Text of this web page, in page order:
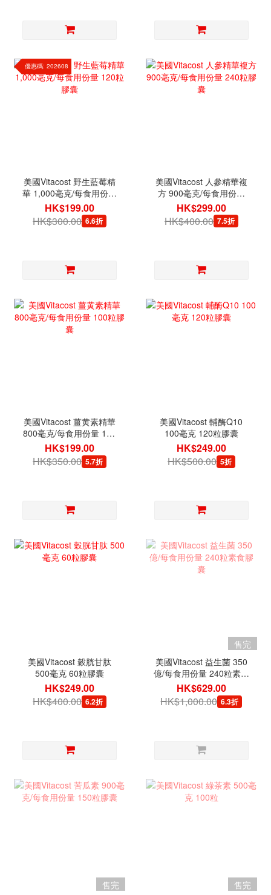
優惠碼: 202608
美國Vitacost 野生藍莓精
華 1,000毫克/每食用份量
120粒膠囊
HK$199.00
HK$300.00 6.6折
美國Vitacost 人參精華複
方 900毫克/每食用份量
240粒膠囊
HK$299.00
HK$400.00 7.5折
美國Vitacost 薑黄素精華
800毫克/每食用份量 100
粒膠囊
HK$199.00
HK$350.00 5.7折
美國Vitacost 輔酶Q10
100毫克 120粒膠囊
HK$249.00
HK$500.00 5折
美國Vitacost 穀胱甘肽
500毫克 60粒膠囊
HK$249.00
HK$400.00 6.2折
售完
美國Vitacost 益生菌 350
億/每食用份量 240粒素食
膠囊
HK$629.00
HK$1,000.00 6.3折
售完
售完